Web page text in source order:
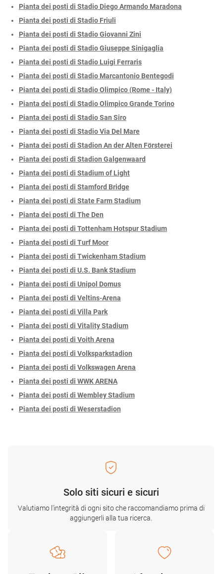
Pianta dei posti di Stadio Diego Armando Maradona
Pianta dei posti di Stadio Friuli
Pianta dei posti di Stadio Giovanni Zini
Pianta dei posti di Stadio Giuseppe Sinigaglia
Pianta dei posti di Stadio Luigi Ferraris
Pianta dei posti di Stadio Marcantonio Bentegodi
Pianta dei posti di Stadio Olimpico (Rome - Italy)
Pianta dei posti di Stadio Olimpico Grande Torino
Pianta dei posti di Stadio San Siro
Pianta dei posti di Stadio Via Del Mare
Pianta dei posti di Stadion An der Alten Försterei
Pianta dei posti di Stadion Galgenwaard
Pianta dei posti di Stadium of Light
Pianta dei posti di Stamford Bridge
Pianta dei posti di State Farm Stadium
Pianta dei posti di The Den
Pianta dei posti di Tottenham Hotspur Stadium
Pianta dei posti di Turf Moor
Pianta dei posti di Twickenham Stadium
Pianta dei posti di U.S. Bank Stadium
Pianta dei posti di Unipol Domus
Pianta dei posti di Veltins-Arena
Pianta dei posti di Villa Park
Pianta dei posti di Vitality Stadium
Pianta dei posti di Voith Arena
Pianta dei posti di Volksparkstadion
Pianta dei posti di Volkswagen Arena
Pianta dei posti di WWK ARENA
Pianta dei posti di Wembley Stadium
Pianta dei posti di Weserstadion
Solo siti sicuri e sicuri
Valutiamo l'integrità di ogni sito che raccomandiamo prima di
aggiungerli alla tua ricerca.